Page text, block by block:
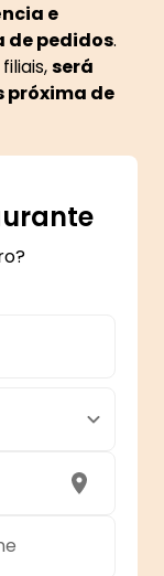
e
de pedidos.
será
próxima de